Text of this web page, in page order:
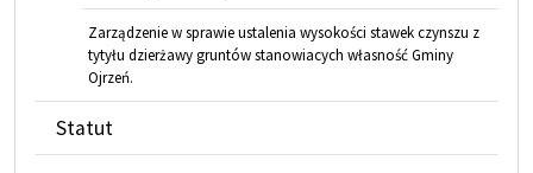
Zarządzenie w sprawie ustalenia wysokości stawek czynszu z
tytyłu dzierżawy gruntów stanowiacych własność Gminy
Ojrzeń.
Statut